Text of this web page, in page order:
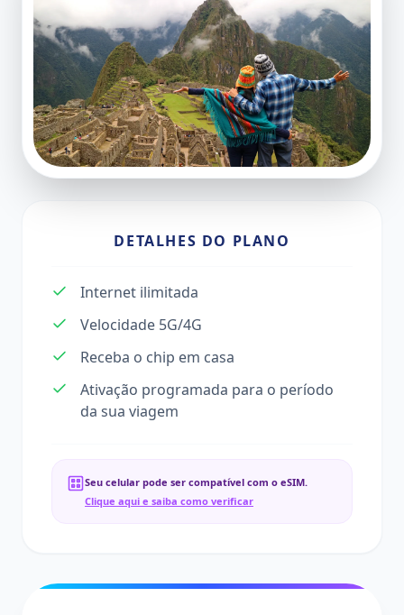
DETALHES DO PLANO
Internet ilimitada
Velocidade 5G/4G
Receba o chip em casa
Ativação programada para o período
da sua viagem
Seu celular pode ser compatível com o eSIM.
Clique aqui e saiba como verificar